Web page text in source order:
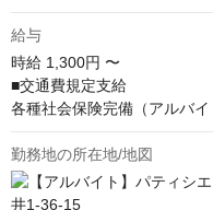
給与
時給 1,300円 〜
■交通費規定支給
各種社会保険完備（アルバイ
勤務地の所在地/地図